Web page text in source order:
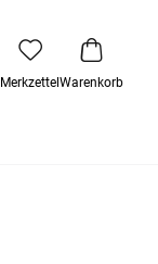
Merkzettel Warenkorb